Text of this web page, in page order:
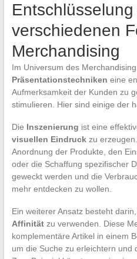
verschiedenen
Merchandising
Im Universum des
Präsentationstechniken eine
Aufmerksamkeit der Kunden zu
stimulieren. Hier sind einige der
Die Inszenierung ist eine
visuellen Eindruckzu
Anordnung der Produkte, den
oder die Schaffung spezifischer
geweckt werden und die
mehr entdecken zu wollen.
Ein weiterer Ansatz besteht darin,
Affinitätzu verwenden. Diese
komplementäre Artikel in einem
um die Suche zu erleichtern und